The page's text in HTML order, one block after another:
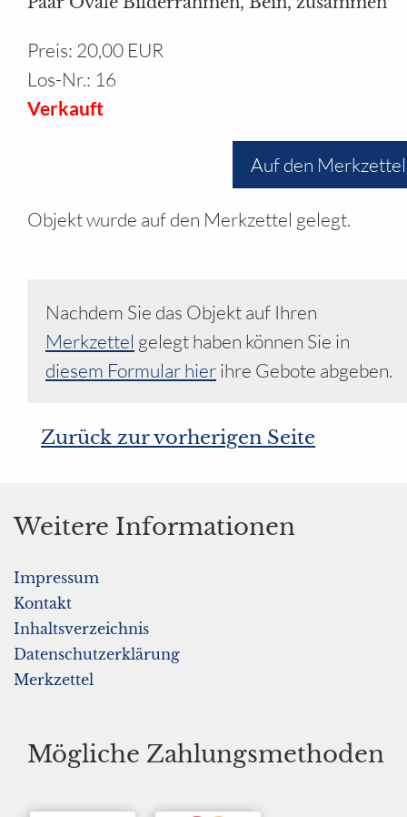
Ihr Bereich
Preis: 20,00 EUR
Los-Nr.: 16
Verkauft
Auf den Merkzettel
Objekt wurde auf den Merkzettel gelegt.
Nachdem Sie das Objekt auf Ihren
Merkzettel gelegt haben können Sie in
diesem Formular hierihre Gebote abgeben.
Zurück zur vorherigen Seite
Weitere Informationen
Impressum
Kontakt
Inhaltsverzeichnis
Datenschutzerklärung
Merkzettel
Mögliche Zahlungsmethoden